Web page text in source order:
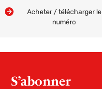
Acheter / télécharger le
numéro
S’abonner